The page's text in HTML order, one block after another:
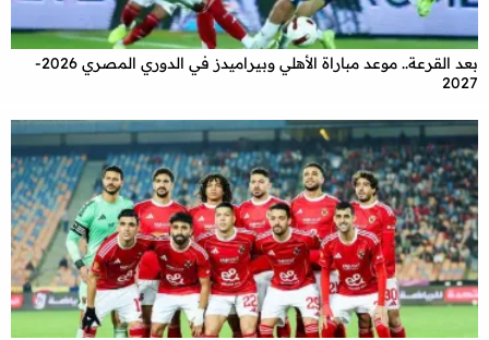
بعد القرعة.. موعد مباراة الأهلي وبيراميدز في الدوري المصري 2026-
2027